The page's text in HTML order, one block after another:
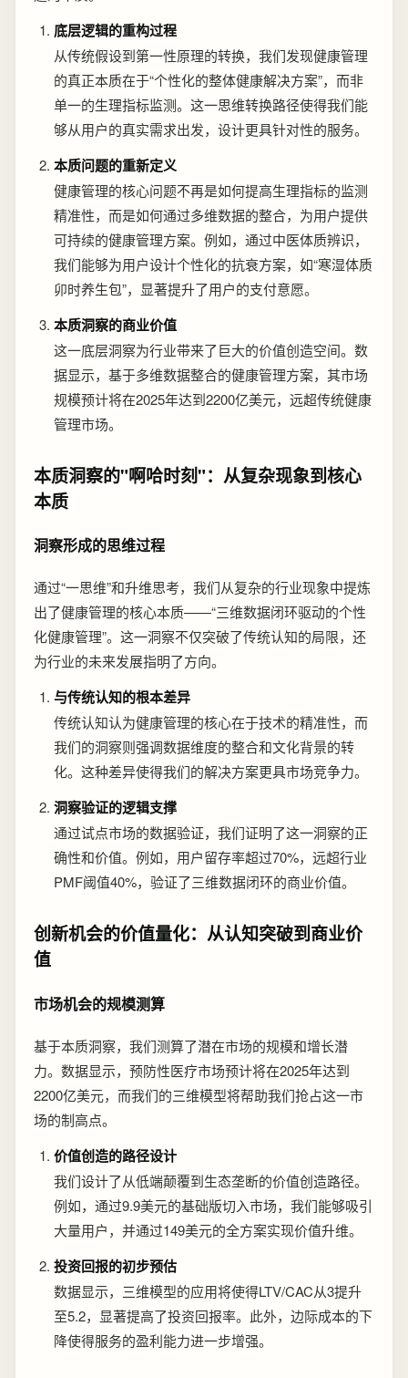
底层逻辑的重构过程
从传统假设到第一性原理的转换，我们发现健康管理
的真正本质在于“个性化的整体健康解决方案”，而非
单一的生理指标监测。这一思维转换路径使得我们能
够从用户的真实需求出发，设计更具针对性的服务。
本质问题的重新定义
健康管理的核心问题不再是如何提高生理指标的监测
精准性，而是如何通过多维数据的整合，为用户提供
可持续的健康管理方案。例如，通过中医体质辨识，
我们能够为用户设计个性化的抗衰方案，如“寒湿体质
卯时养生包”，显著提升了用户的支付意愿。
本质洞察的商业价值
这一底层洞察为行业带来了巨大的价值创造空间。数
据显示，基于多维数据整合的健康管理方案，其市场
规模预计将在2025年达到2200亿美元，远超传统健康
管理市场。
本质洞察的"啊哈时刻"：从复杂现象到核心
本质
洞察形成的思维过程
通过“一思维”和升维思考，我们从复杂的行业现象中提炼
出了健康管理的核心本质——“三维数据闭环驱动的个性
化健康管理”。这一洞察不仅突破了传统认知的局限，还
为行业的未来发展指明了方向。
与传统认知的根本差异
传统认知认为健康管理的核心在于技术的精准性，而
我们的洞察则强调数据维度的整合和文化背景的转
化。这种差异使得我们的解决方案更具市场竞争力。
洞察验证的逻辑支撑
通过试点市场的数据验证，我们证明了这一洞察的正
确性和价值。例如，用户留存率超过70%，远超行业
PMF阈值40%，验证了三维数据闭环的商业价值。
创新机会的价值量化：从认知突破到商业价
值
市场机会的规模测算
基于本质洞察，我们测算了潜在市场的规模和增长潜
力。数据显示，预防性医疗市场预计将在2025年达到
2200亿美元，而我们的三维模型将帮助我们抢占这一市
场的制高点。
价值创造的路径设计
我们设计了从低端颠覆到生态垄断的价值创造路径。
例如，通过9.9美元的基础版切入市场，我们能够吸引
大量用户，并通过149美元的全方案实现价值升维。
投资回报的初步预估
数据显示，三维模型的应用将使得LTV/CAC从3提升
至5.2，显著提高了投资回报率。此外，边际成本的下
降使得服务的盈利能力进一步增强。